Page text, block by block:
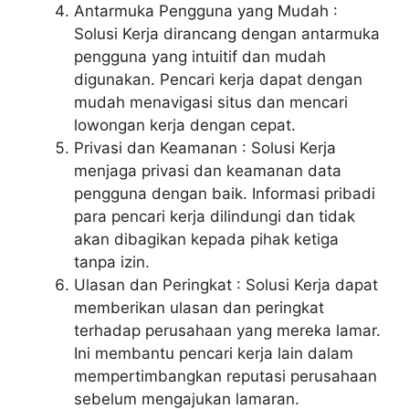
Antarmuka Pengguna yang Mudah :
Solusi Kerja dirancang dengan antarmuka
pengguna yang intuitif dan mudah
digunakan. Pencari kerja dapat dengan
mudah menavigasi situs dan mencari
lowongan kerja dengan cepat.
Privasi dan Keamanan : Solusi Kerja
menjaga privasi dan keamanan data
pengguna dengan baik. Informasi pribadi
para pencari kerja dilindungi dan tidak
akan dibagikan kepada pihak ketiga
tanpa izin.
Ulasan dan Peringkat : Solusi Kerja dapat
memberikan ulasan dan peringkat
terhadap perusahaan yang mereka lamar.
Ini membantu pencari kerja lain dalam
mempertimbangkan reputasi perusahaan
sebelum mengajukan lamaran.